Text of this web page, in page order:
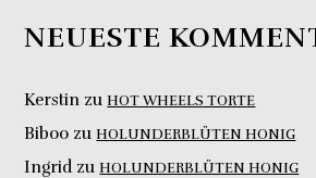
NEUESTE
Kerstin zuHOT WHEELS TORTE
Biboo zuHOLUNDERBLÜTEN HONIG
IngridzuHOLUNDERBLÜTEN HONIG